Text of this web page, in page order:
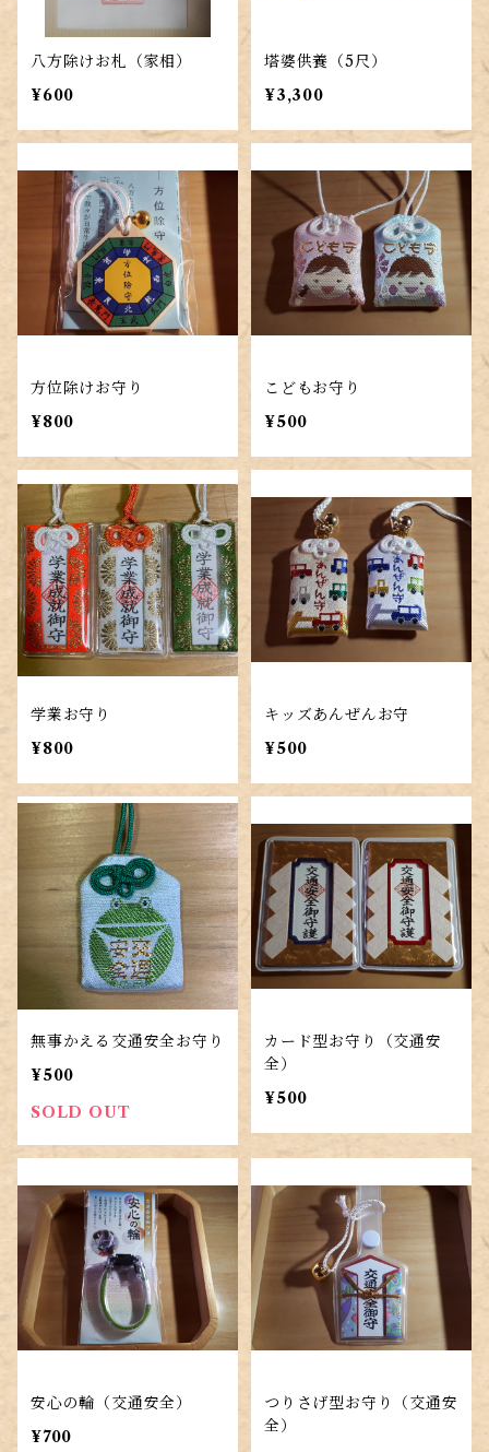
八方除けお札（家相）
¥600
塔婆供養（5尺）
¥3,300
方位除けお守り
¥800
こどもお守り
¥500
学業お守り
¥800
キッズあんぜんお守
¥500
無事かえる交通安全お守り
¥500
SOLD OUT
カード型お守り（交通安
全）
¥500
安心の輪（交通安全）
¥700
つりさげ型お守り（交通安
全）